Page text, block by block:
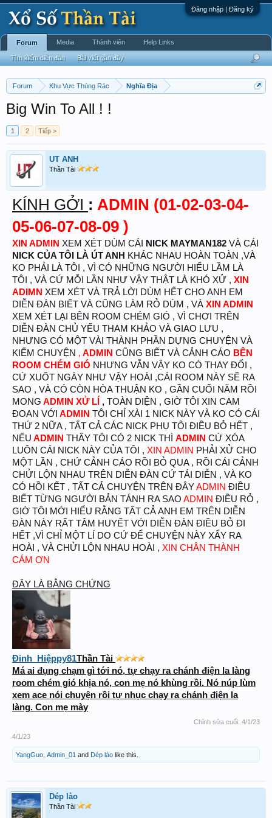
Đăng nhập | Đăng ký
Forum Khu Vực Thùng Rác Nghĩa Địa
Big Win To All ! !
1 2 Tiếp >
UT ANH
Thần Tài
KÍNH GỞI : ADMIN (01-02-03-04-
05-06-07-08-09 )
XIN ADMIN XEM XÉT DÙM CÁI NICK MAYMAN182 VÀ CÁI
NICK CỦA TÔI LÀ ÚT ANH KHÁC NHAU HOÀN TOÀN ,VÀ
KO PHẢI LÀ TÔI , VÌ CÓ NHỮNG NGƯỜI HIỂU LẦM LÀ
TÔI , VÀ CỨ MỖI LẦN NHƯ VẬY THẬT LÀ KHÓ XỬ , XIN
ADIMN XEM XÉT VÀ TRẢ LỜI DÙM HẾT CHO ANH EM
DIỄN ĐÀN BIẾT VÀ CŨNG LÀM RỎ DÙM , VÀ XIN ADMIN
XEM XÉT LẠI BÊN ROOM CHÉM GIÓ , VÌ CHƠI TRÊN
DIỄN ĐÀN CHỦ YẾU THAM KHẢO VÀ GIAO LƯU ,
NHƯNG CÓ MỘT VÀI THÀNH PHẦN DỰNG CHUYỆN VÀ
KIẾM CHUYỆN , ADMIN CŨNG BIẾT VÀ CẢNH CÁO BÊN
ROOM CHÉM GIÓ NHƯNG VẪN VẬY KO CÓ THAY ĐỔI ,
CỨ XUỐT NGÀY NHƯ VẬY HOÀI ,CÁI ROOM NÀY SẼ RA
SAO , VÀ CÓ CÒN HÒA THUẬN KO , GẦN CUỐI NĂM RỒI
MONG ADMIN XỬ LÍ , TOÀN DIỆN , GIỜ TÔI XIN CAM
ĐOAN VỚI ADMIN TÔI CHỈ XÀI 1 NICK NÀY VÀ KO CÓ CÁI
THỨ 2 NỮA , TẤT CẢ CÁC NICK PHỤ TÔI ĐIỀU BỎ HẾT ,
NẾU ADMIN THẤY TÔI CÓ 2 NICK THÌ ADMIN CỨ XÓA
LUÔN CÁI NICK NÀY CỦA TÔI , XIN ADMIN PHẢI XỬ CHO
MỘT LẦN , CHỨ CẢNH CÁO RỒI BỎ QUA , RỒI CÁI CẢNH
CHỬI LỘN NHAU TRÊN DIỄN ĐÀN CỨ TÁI DIỄN , VÀ KO
CÓ HỒI KẾT , TẤT CẢ CHUYỆN TRÊN ĐÂYADMIN ĐIỀU
BIẾT TỪNG NGƯỜI BẢN TÁNH RA SAO ADMIN ĐIỀU RỎ ,
GIỜ TÔI MỚI HIỂU RẰNG TẤT CẢ ANH EM TRÊN DIỄN
ĐÀN NÀY RẤT TÂM HUYẾT VỚI DIỄN ĐÀN ĐIỀU BỎ ĐI
HẾT ,VÌ CHỈ MỘT LÍ DO CỨ ĐỂ CHUYỆN NÀY XẨY RA
HOÀI , VÀ CHỬI LỘN NHAU HOÀI , XIN CHÂN THÀNH
CÁM ƠN
ĐÂY LÀ BẰNG CHỨNG
Đinh_Hiệppy81Thần Tài
Má ai đụng chạm gì tới nó, tự chạy ra chánh điện la làng
room chém gió khịa nó, con mẹ nó khùng rồi. Nó núp lùm
xem ace nói chuyện rồi tự nhục chạy ra chánh điện la
làng. Con mẹ mày
Chỉnh sửa cuối: 4/1/23
4/1/23
YangGuo Admin_01 and Dép lào like this.
Dép lào
Thần Tài
Forum
Tìm kiếm diễn đàn Bài viết gần đây
Media Thành viên Help Links